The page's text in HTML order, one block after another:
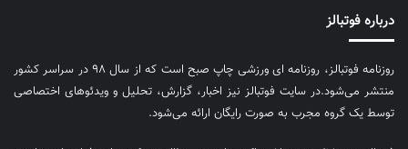
درباره فوتبالز
روزنامه فوتبالز، روزنامه ای ورزشی چاپ صبح است که از سال ۹۸ در سراسر کشور
منتشر می‌شود.در سایت فوتبالز نیز اخبار، گزارش، تحلیل و ویدئوهای اختصاصی
توسط یک گروه مجرب به صورت رایگان ارائه می‌شود.